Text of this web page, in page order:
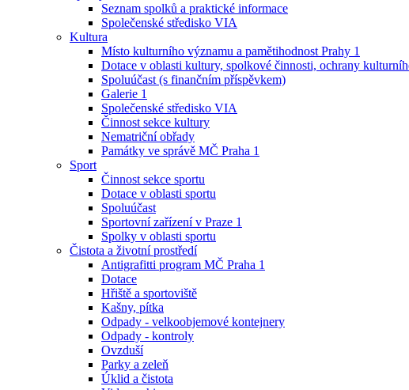
Seznam spolků a praktické informace
Společenské středisko VIA
Kultura
Místo kulturního významu a pamětihodnost Prahy 1
Dotace v oblasti kultury, spolkové činnosti, ochrany
Spoluúčast (s finančním příspěvkem)
Galerie 1
Společenské středisko VIA
Činnost sekce kultury
Nematriční obřady
Památky ve správě MČ Praha 1
Sport
Činnost sekce sportu
Dotace v oblasti sportu
Spoluúčast
Sportovní zařízení v Praze 1
Spolky v oblasti sportu
Čistota a životní prostředí
Antigrafitti program MČ Praha 1
Dotace
Hřiště a sportoviště
Kašny, pítka
Odpady - velkoobjemové kontejnery
Odpady - kontroly
Ovzduší
Parky a zeleň
Úklid a čistota